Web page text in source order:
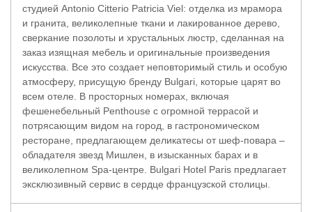
студией Antonio Citterio Patricia Viel: отделка из мрамора
и гранита, великолепные ткани и лакированное дерево,
сверкание позолоты и хрустальных люстр, сделанная на
заказ изящная мебель и оригинальные произведения
искусства. Все это создает неповторимый стиль и особую
атмосферу, присущую бренду Bulgari, которые царят во
всем отеле. В просторных номерах, включая
фешенебельный Penthouse с огромной террасой и
потрясающим видом на город, в гастрономическом
ресторане, предлагающем деликатесы от шеф-повара –
обладателя звезд Мишлен, в изысканных барах и в
великолепном Spa-центре. Bulgari Hotel Paris предлагает
эксклюзивный сервис в сердце французской столицы.